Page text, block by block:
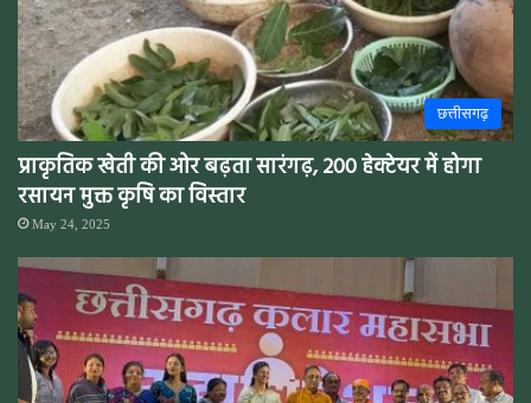
छत्तीसगढ़
प्राकृतिक खेती की ओर बढ़ता सारंगढ़, 200 हेक्टेयर में होगा
रसायन मुक्त कृषि का विस्तार
May 24, 2025